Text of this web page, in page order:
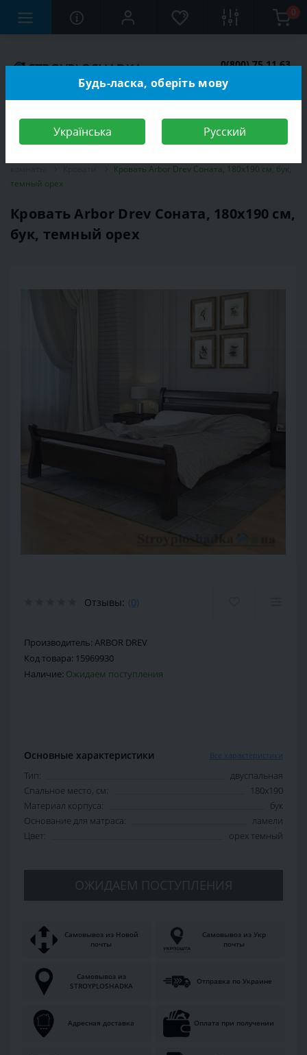
0
0(800) 75 11 63
Кровать Arbor Drev Соната, 180х190 см, бук,
темный орех
Кровать Arbor Drev Соната, 180х190 см,
бук, темный орех
Отзывы: (0)
Производитель: ARBOR DREV
Код товара: 15969930
Наличие: Ожидаем поступления
Основные характеристики Все характеристики
Тип:
двуспальная
Спальное место, см:
180х190
Материал корпуса:
бук
Основание для матраса:
ламели
Цвет:
орех темный
ОЖИДАЕМ ПОСТУПЛЕНИЯ
Самовывоз из Новой
почты
Самовывоз из Укр
почты
Самовывоз из
STROYPLOSHADKA
Отправка по Украине
Адресная доставка Оплата при получении
Будь-ласка, оберіть мову
Українська Русский